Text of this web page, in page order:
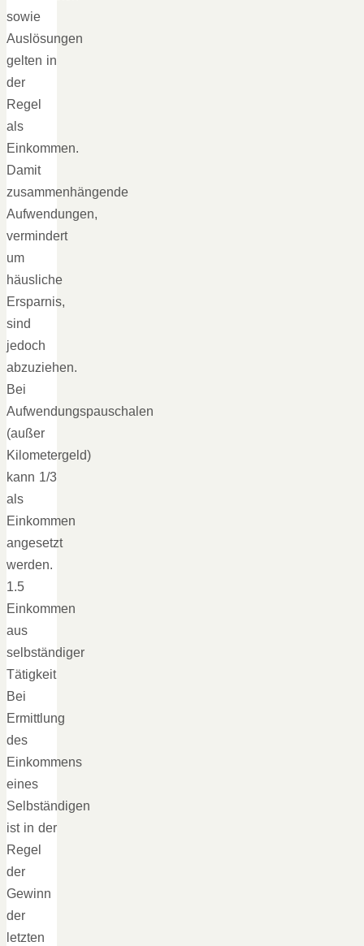
sowie
Auslösungen
gelten in
der
Regel
als
Einkommen.
Damit
zusammenhängende
Aufwendungen,
vermindert
um
häusliche
Ersparnis,
sind
jedoch
abzuziehen.
Bei
Aufwendungspauschalen
(außer
Kilometergeld)
kann 1/3
als
Einkommen
angesetzt
werden.
1.5
Einkommen
aus
selbständiger
Tätigkeit
Bei
Ermittlung
des
Einkommens
eines
Selbständigen
ist in der
Regel
der
Gewinn
der
letzten